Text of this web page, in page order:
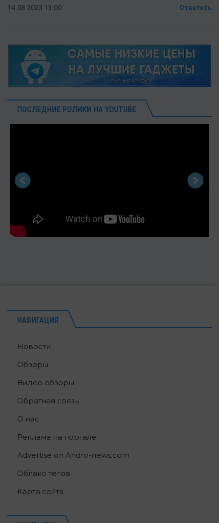
14.08.2023 13:00 Ответить
ПОСЛЕДНИЕ РОЛИКИ НА YOUTUBE
НАВИГАЦИЯ
Новости
Обзоры
Видео обзоры
Обратная связь
О нас
Реклама на портале
Advertise on Andro-news.com
Облако тегов
Карта сайта